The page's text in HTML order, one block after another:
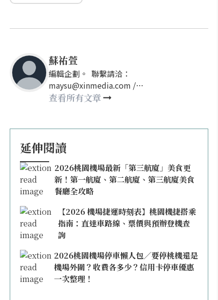
蘇祐萱
編輯企劃。 聯繫請洽：
maysu@xinmedia.com /
may860527@gmail.com
查看所有文章
延伸閱讀
2026桃園機場最新「第三航廈」美食更
新！第一航廈、第二航廈、第三航廈美食
餐廳全攻略
【2026 機場捷運時刻表】桃園機捷搭乘
指南：直達車路線、票價與預辦登機查
詢
2026桃園機場停車懶人包／要停桃機還是
機場外圍？收費各多少？信用卡停車優惠
一次整理！